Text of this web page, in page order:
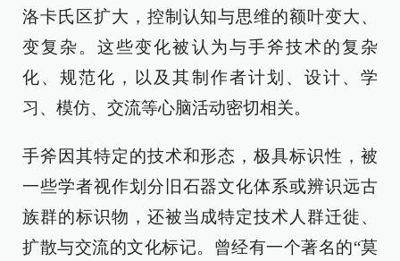
洛卡氏区扩大，控制认知与思维的额叶变大、
变复杂。这些变化被认为与手斧技术的复杂
化、规范化，以及其制作者计划、设计、学
习、模仿、交流等心脑活动密切相关。
手斧因其特定的技术和形态，极具标识性，被
一些学者视作划分旧石器文化体系或辨识远古
族群的标识物，还被当成特定技术人群迁徙、
扩散与交流的文化标记。曾经有一个著名的“莫